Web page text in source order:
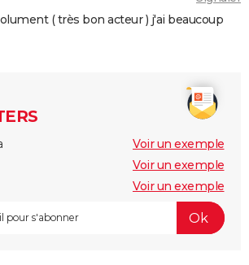
( très bon acteur ) j'ai beaucoup
Voir un exemple
Voir un exemple
Voir un exemple